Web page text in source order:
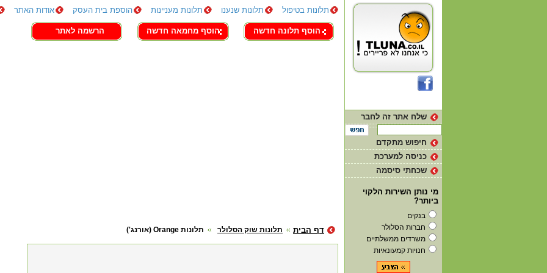
תלונות בטיפול תלונות שנענו תלונות מעניינות הוספת בית העסק אודות האתר
צור קשר
הוסף תלונה חדשה הוסף מחמאה חדשה הרשמה לאתר
תלונות Orange (אורנג') תלונות שוק הסלולר דף הבית
שלח אתר זה לחבר
חיפוש מתקדם
כניסה למערכת
שכחתי סיסמה
מי נותן השירות הלקוי
ביותר?
בנקים
חברות הסלולר
משרדים ממשלתיים
חנויות קמעונאיות